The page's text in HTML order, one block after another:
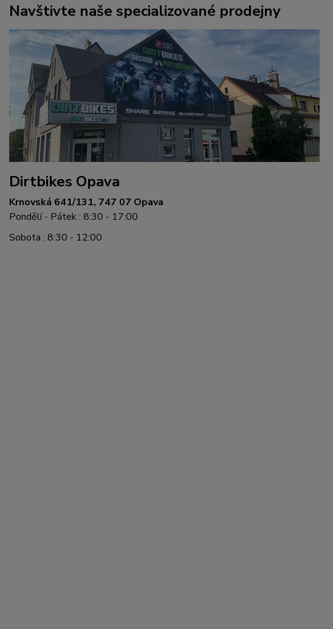
Navštivte naše specializované prodejny
Dirtbikes Opava
Krnovská 641/131, 747 07 Opava
Pondělí - Pátek : 8:30 - 17:00
Sobota : 8:30 - 12:00